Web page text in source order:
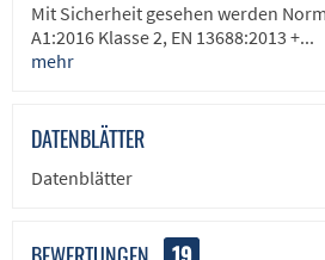
Mit Sicherheit gesehen werden
A1:2016 Klasse 2, EN 13688:2013 +...
mehr
DATENBLÄTTER
Datenblätter